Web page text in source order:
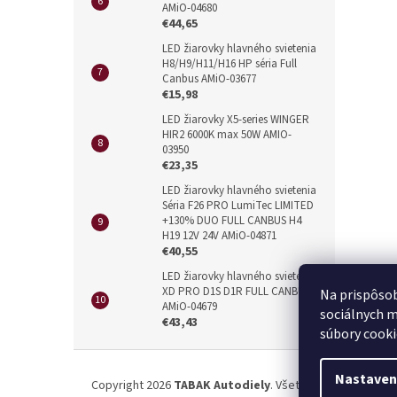
Na
sociálnych
súbory
AMiO-04680
€44,65
LED žiarovky hlavného svietenia
H8/H9/H11/H16 HP séria Full
Canbus AMiO-03677
€15,98
LED žiarovky X5-series WINGER
HIR2 6000K max 50W AMIO-
03950
€23,35
LED žiarovky hlavného svietenia
Séria F26 PRO LumiTec LIMITED
+130% DUO FULL CANBUS H4
H19 12V 24V AMiO-04871
€40,55
LED žiarovky hlavného svietenia
XD PRO D1S D1R FULL CANBUS
AMiO-04679
€43,43
Copyright 2026 TABAK Autodiely. Všetky práva